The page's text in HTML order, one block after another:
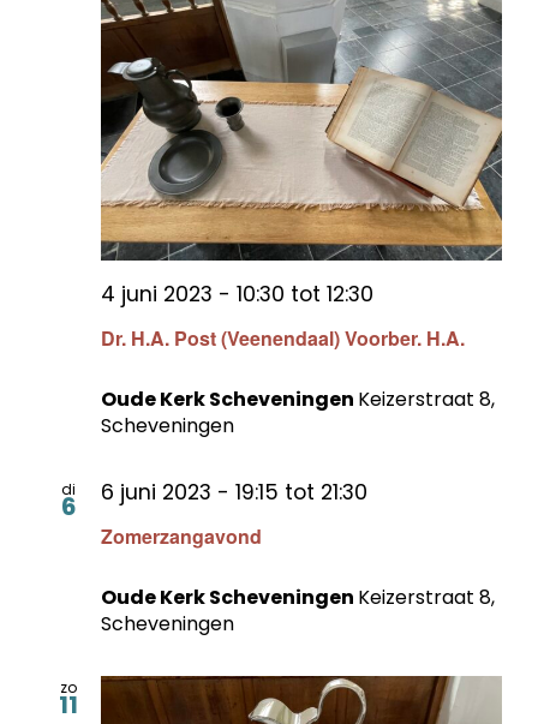
Dr. H.A. Post (Veenendaal) Voorber. H.A.
4 juni 2023 - 10:30 tot 12:30
Oude Kerk Scheveningen Keizerstraat 8,
Scheveningen
di
6
Zomerzangavond
6 juni 2023 - 19:15 tot 21:30
Oude Kerk Scheveningen Keizerstraat 8,
Scheveningen
zo
11